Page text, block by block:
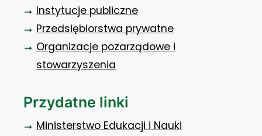
Instytucje publiczne
Przedsiębiorstwa prywatne
Organizacje pozarządowe i
stowarzyszenia
Przydatne linki
Ministerstwo Edukacji i Nauki